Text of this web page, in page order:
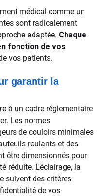
médical comme un
sont radicalement
adaptée. Chaque
fonction de vos
vos patients.
garantir la
à un cadre réglementaire
Les normes
de couloirs minimales
roulants et des
être dimensionnés pour
réduite. L'éclairage, la
suivent des critères
de vos